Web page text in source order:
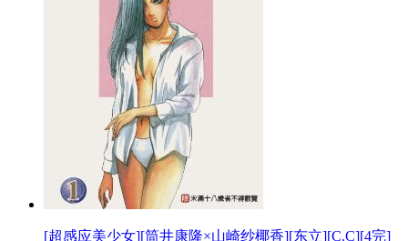
[超感应美少女][筒井康隆×山崎纱椰香][东立][C.C][4完]